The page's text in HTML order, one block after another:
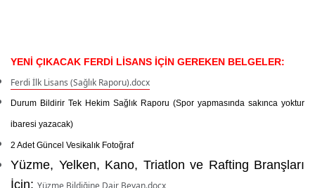
YENİ ÇIKACAK FERDİ LİSANS İÇİN GEREKEN BELGELER:
Ferdi İlk Lisans (Sağlık Raporu).docx
Durum Bildirir Tek Hekim Sağlık Raporu (Spor yapmasında sakınca yoktur
ibaresi yazacak)
2 Adet Güncel Vesikalık Fotoğraf
Yüzme, Yelken, Kano, Triatlon ve Rafting Branşları
İçin: Yüzme Bildiğine Dair Beyan.docx